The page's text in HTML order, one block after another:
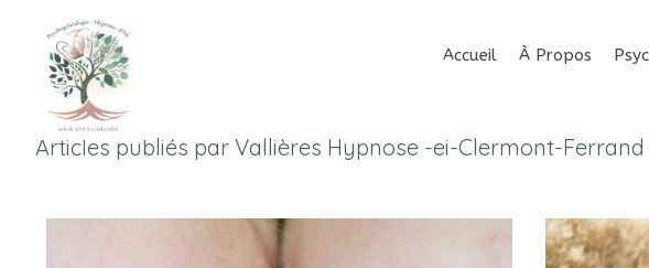
Accueil À Propos
Articles publiés par Vallières Hypnose -ei-Clermont-